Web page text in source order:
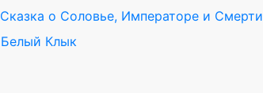
Сказка о Соловье, Императоре и Смерти
Белый Клык